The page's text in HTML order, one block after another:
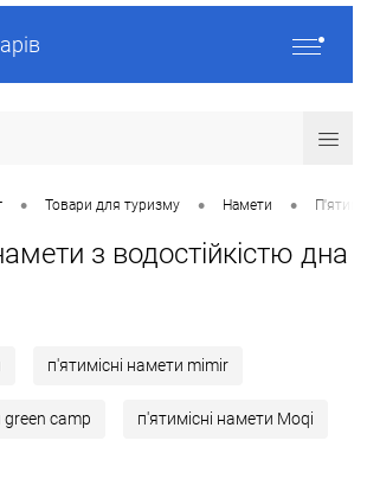
• Товари для туризму • Намети •
з водостійкістю дна
п'ятимісні намети mimir
green camp п'ятимісні намети Moqi